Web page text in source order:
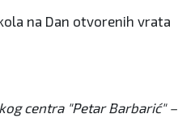
na Dan otvorenih vrata
centra "Petar Barbarić" –